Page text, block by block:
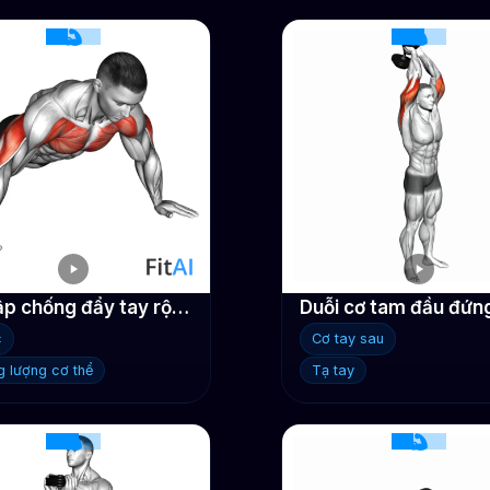
Bài tập chống đẩy tay rộng
lượng cơ thể
Cơ tay sau
Tạ tay